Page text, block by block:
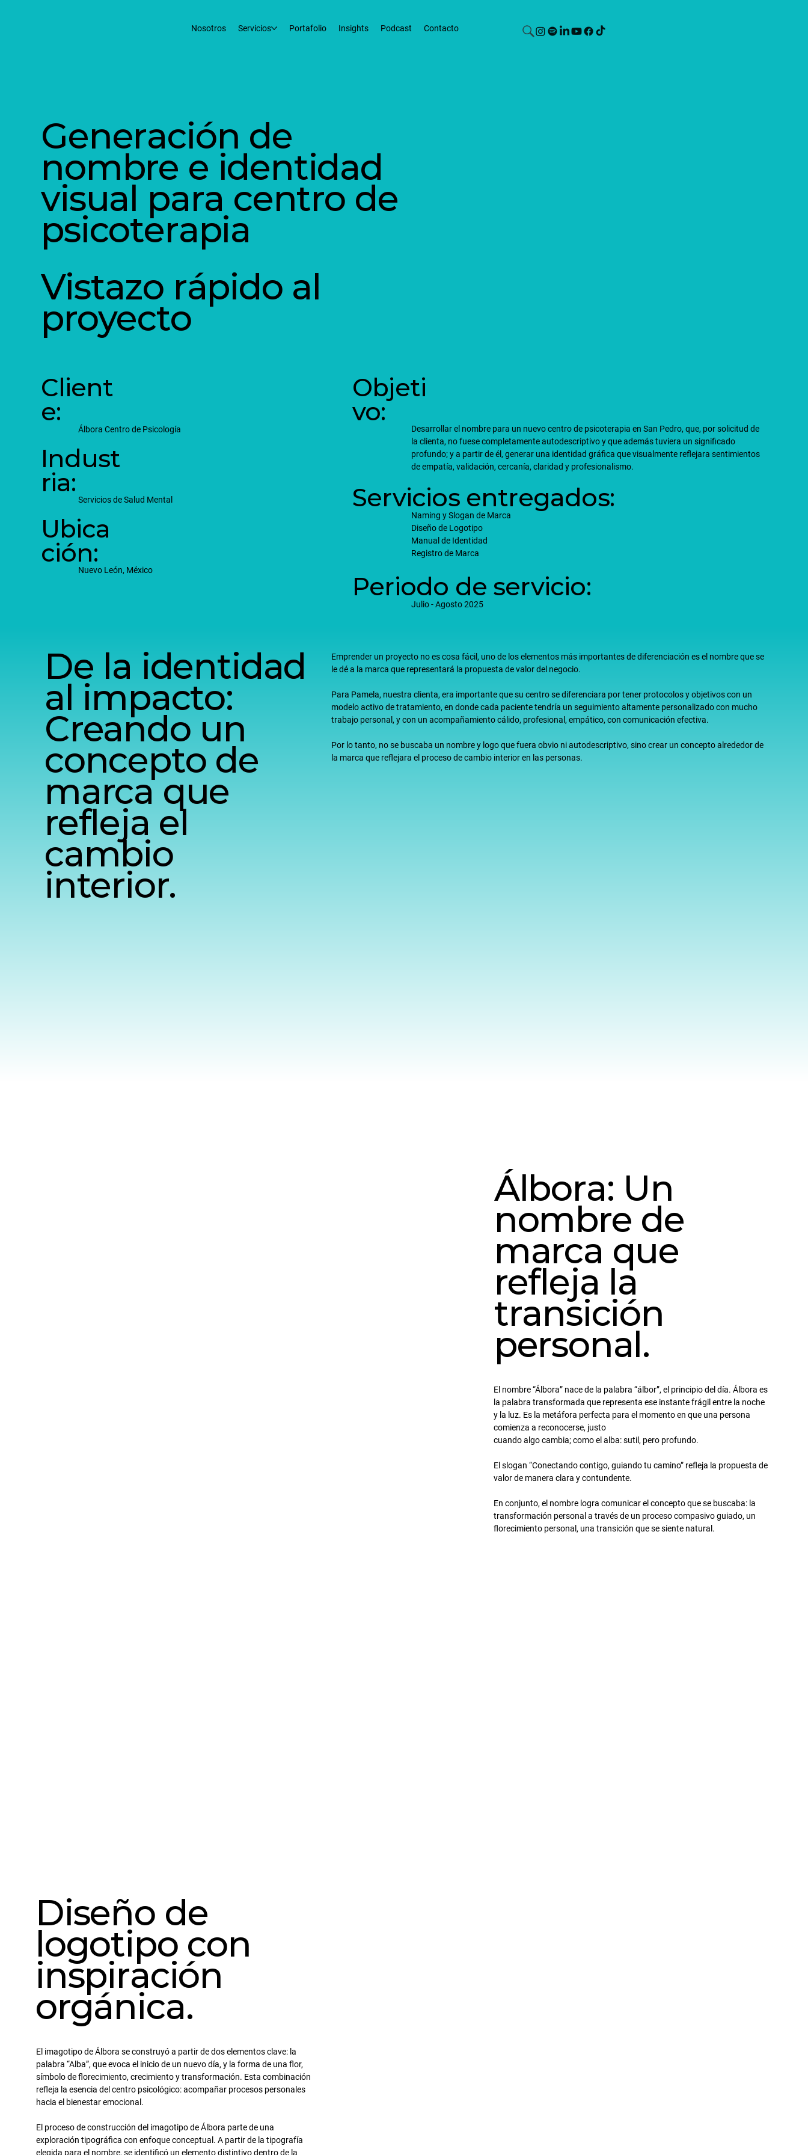
Nosotros Servicios Portafolio Insights Podcast Contacto
Objeti
vo:
Desarrollar el nombre para un nuevo centro de psicoterapia en San Pedro, que, por solicitud de
la clienta, no fuese completamente autodescriptivo y que además tuviera un significado
profundo; y a partir de él, generar una identidad gráfica que visualmente reflejara sentimientos
de empatía, validación, cercanía, claridad y profesionalismo.
Servicios entregados:
Naming y Slogan de Marca
Diseño de Logotipo
Manual de Identidad
Registro de Marca
Periodo de servicio:
Julio - Agosto 2025
Client
e:
Álbora Centro de Psicología
Indust
ria:
Servicios de Salud Mental
Ubica
ción:
Nuevo León, México
Generación de
nombre e identidad
visual para centro de
psicoterapia
Vistazo rápido al
proyecto
Álbora: Un
nombre de
marca que
refleja la
transición
personal.
El nombre “Álbora” nace de la palabra “álbor”, el principio del día. Álbora es
la palabra transformada que representa ese instante frágil entre la noche
y la luz. Es la metáfora perfecta para el momento en que una persona
comienza a reconocerse, justo
cuando algo cambia; como el alba: sutil, pero profundo.
El slogan “Conectando contigo, guiando tu camino” refleja la propuesta de
valor de manera clara y contundente.
En conjunto, el nombre logra comunicar el concepto que se buscaba: la
transformación personal a través de un proceso compasivo guiado, un
florecimiento personal, una transición que se siente natural.
De la identidad
al impacto:
Creando un
concepto de
marca que
refleja el
cambio
interior.
Emprender un proyecto no es cosa fácil, uno de los elementos más importantes de diferenciación es el nombre que se
le dé a la marca que representará la propuesta de valor del negocio.
Para Pamela, nuestra clienta, era importante que su centro se diferenciara por tener protocolos y objetivos con un
modelo activo de tratamiento, en donde cada paciente tendría un seguimiento altamente personalizado con mucho
trabajo personal, y con un acompañamiento cálido, profesional, empático, con comunicación efectiva.
Por lo tanto, no se buscaba un nombre y logo que fuera obvio ni autodescriptivo, sino crear un concepto alrededor de
la marca que reflejara el proceso de cambio interior en las personas.
Diseño de
logotipo con
inspiración
orgánica.
El imagotipo de Álbora se construyó a partir de dos elementos clave: la
palabra “Alba”, que evoca el inicio de un nuevo día, y la forma de una flor,
símbolo de florecimiento, crecimiento y transformación. Esta combinación
refleja la esencia del centro psicológico: acompañar procesos personales
hacia el bienestar emocional.
El proceso de construcción del imagotipo de Álbora parte de una
exploración tipográfica con enfoque conceptual. A partir de la tipografía
elegida para el nombre, se identificó un elemento distintivo dentro de la